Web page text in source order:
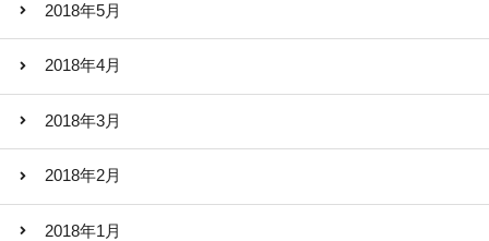
2018年5月
2018年4月
2018年3月
2018年2月
2018年1月